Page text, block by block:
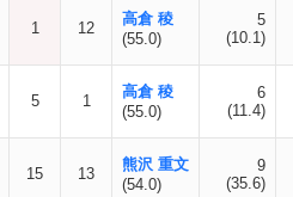
1 12
高倉 稜
(55.0)
5
(10.1)
5 1
高倉 稜
(55.0)
6
(11.4)
15 13
熊沢 重文
(54.0)
9
(35.6)